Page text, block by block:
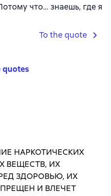
что… знаешь, где я
To the quote
quotes
НАРКОТИЧЕСКИХ
ВЕЩЕСТВ, ИХ
ЗДОРОВЬЮ, ИХ
И ВЛЕЧЕТ